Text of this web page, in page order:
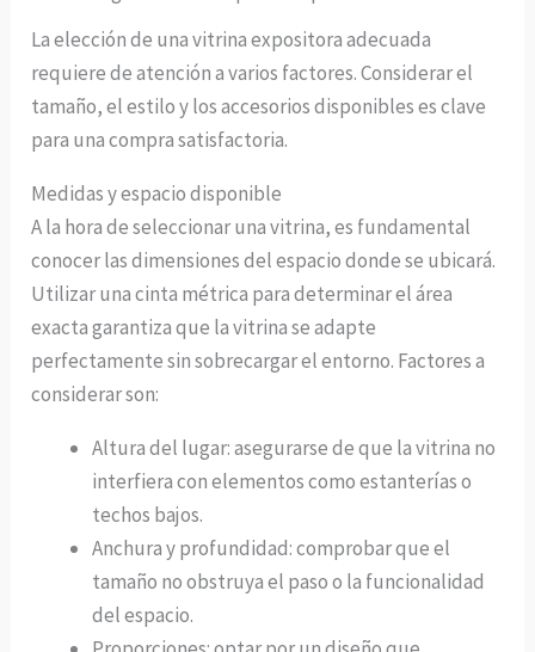
La elección de una vitrina expositora adecuada
requiere de atención a varios factores. Considerar el
tamaño, el estilo y los accesorios disponibles es clave
para una compra satisfactoria.
Medidas y espacio disponible
A la hora de seleccionar una vitrina, es fundamental
conocer las dimensiones del espacio donde se ubicará.
Utilizar una cinta métrica para determinar el área
exacta garantiza que la vitrina se adapte
perfectamente sin sobrecargar el entorno. Factores a
considerar son:
Altura del lugar: asegurarse de que la vitrina no
interfiera con elementos como estanterías o
techos bajos.
Anchura y profundidad: comprobar que el
tamaño no obstruya el paso o la funcionalidad
del espacio.